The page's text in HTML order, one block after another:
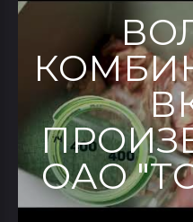
ОАО